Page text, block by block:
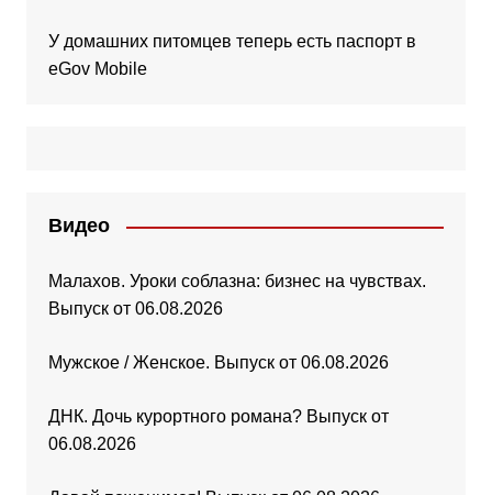
У домашних питомцев теперь есть паспорт в
eGov Mobile
Видео
Малахов. Уроки соблазна: бизнес на чувствах.
Выпуск от 06.08.2026
Мужское / Женское. Выпуск от 06.08.2026
ДНК. Дочь курортного романа? Выпуск от
06.08.2026